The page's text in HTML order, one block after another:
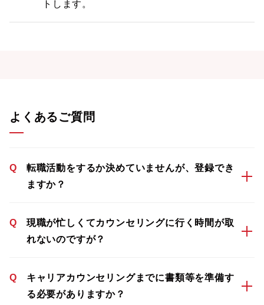
トします。
よくあるご質問
Q
転職活動をするか決めていませんが、登録でき
ますか？
Q
現職が忙しくてカウンセリングに行く時間が取
れないのですが？
Q
キャリアカウンセリングまでに書類等を準備す
る必要がありますか？